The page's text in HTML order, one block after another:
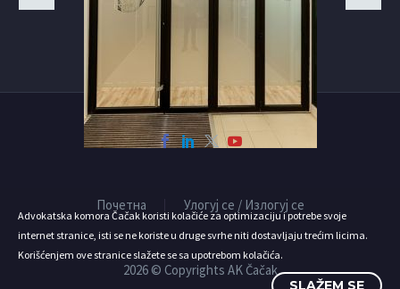
Почетна Улогуј се / Излогуј се
2026 © Copyrights AK Čačak
Advokatska komora Čačak koristi kolačiće za optimizaciju i potrebe svoje
internet stranice, isti se ne koriste u druge svrhe niti dostavljaju trećim licima.
Korišćenjem ove stranice slažete se sa upotrebom kolačića.
SLAŽEM SE